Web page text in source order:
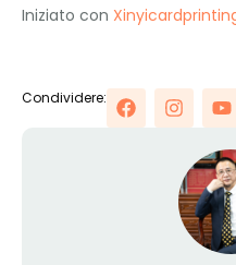
Iniziato con
Condividere: